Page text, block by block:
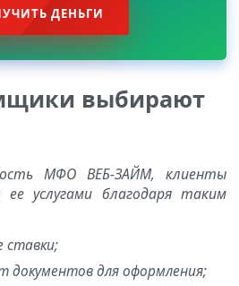
ДЕНЬГИ
выбирают
МФО ВЕБ-ЗАЙМ, клиенты
услугами благодаря таким
ставки;
документов для оформления;